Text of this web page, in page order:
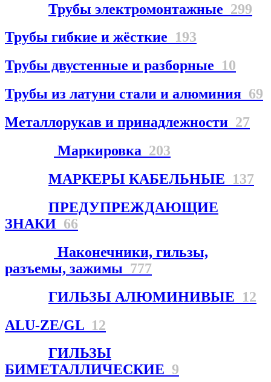
Трубы электромонтажные 299
Трубы гибкие и жёсткие 193
Трубы двустенные и разборные 10
Трубы из латуни стали и алюминия 69
Металлорукав и принадлежности 27
Маркировка 203
МАРКЕРЫ КАБЕЛЬНЫЕ 137
ПРЕДУПРЕЖДАЮЩИЕ
ЗНАКИ 66
Наконечники, гильзы,
разъемы, зажимы 777
ГИЛЬЗЫ АЛЮМИНИВЫЕ 12
ALU-ZE/GL 12
ГИЛЬЗЫ
БИМЕТАЛЛИЧЕСКИЕ 9